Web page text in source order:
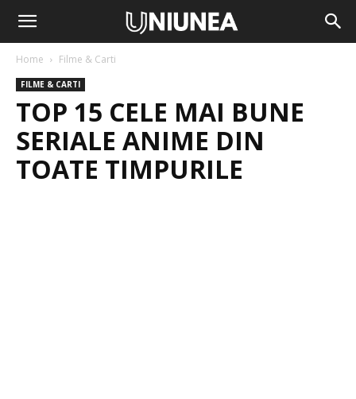
Home Filme & Carti
FILME & CARTI
TOP 15 CELE MAI BUNE
SERIALE ANIME DIN
TOATE TIMPURILE